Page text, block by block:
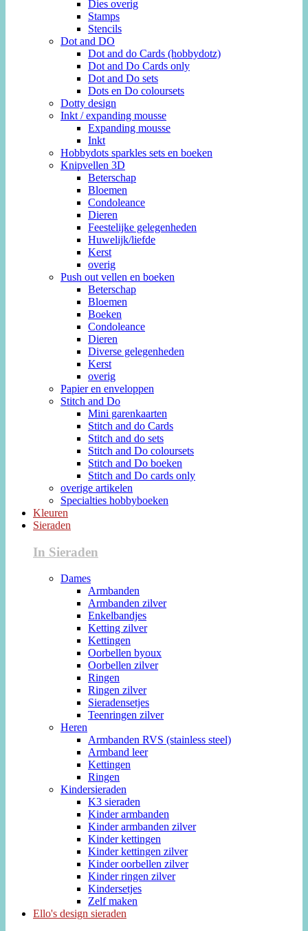
Dies overig
Stamps
Stencils
Dot and DO
Dot and do Cards (hobbydotz)
Dot and Do Cards only
Dot and Do sets
Dots en Do coloursets
Dotty design
Inkt / expanding mousse
Expanding mousse
Inkt
Hobbydots sparkles sets en boeken
Knipvellen 3D
Beterschap
Bloemen
Condoleance
Dieren
Feestelijke gelegenheden
Huwelijk/liefde
Kerst
overig
Push out vellen en boeken
Beterschap
Bloemen
Boeken
Condoleance
Dieren
Diverse gelegenheden
Kerst
overig
Papier en enveloppen
Stitch and Do
Mini garenkaarten
Stitch and do Cards
Stitch and do sets
Stitch and Do coloursets
Stitch and Do boeken
Stitch and Do cards only
overige artikelen
Specialties hobbyboeken
Kleuren
Sieraden
In Sieraden
Dames
Armbanden
Armbanden zilver
Enkelbandjes
Ketting zilver
Kettingen
Oorbellen byoux
Oorbellen zilver
Ringen
Ringen zilver
Sieradensetjes
Teenringen zilver
Heren
Armbanden RVS (stainless steel)
Armband leer
Kettingen
Ringen
Kindersieraden
K3 sieraden
Kinder armbanden
Kinder armbanden zilver
Kinder kettingen
Kinder kettingen zilver
Kinder oorbellen zilver
Kinder ringen zilver
Kindersetjes
Zelf maken
Ello's design sieraden